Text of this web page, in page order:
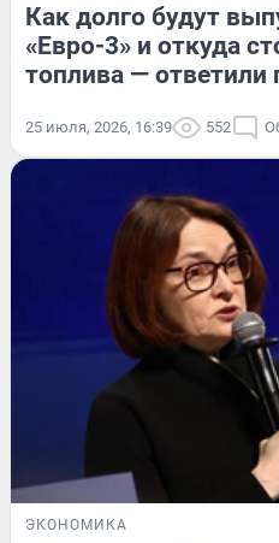
Как долго будут
«Евро-3» и откуда
топлива — ответили
25 июля, 2026, 16:39 552
ЭКОНОМИКА